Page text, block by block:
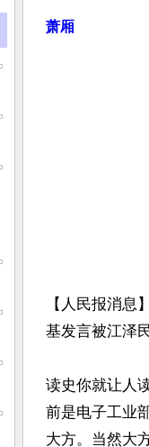
萧厢
【人民报消息
基发言被江泽
读史你就让人
前是电子工业
大方。当然大